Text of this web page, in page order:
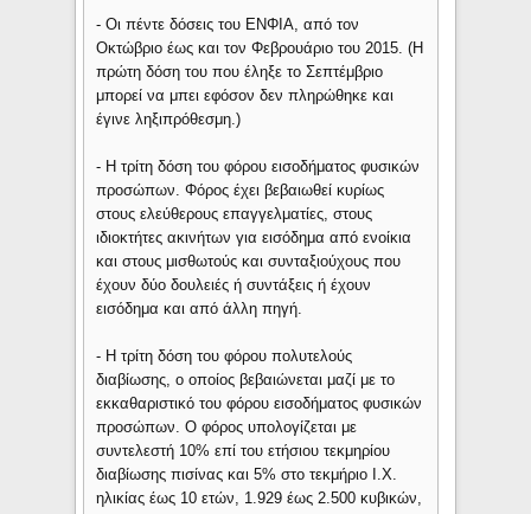
- Οι πέντε δόσεις του ΕΝΦΙΑ, από τον
Οκτώβριο έως και τον Φεβρουάριο του 2015. (Η
πρώτη δόση του που έληξε το Σεπτέμβριο
μπορεί να μπει εφόσον δεν πληρώθηκε και
έγινε ληξιπρόθεσμη.)
- Η τρίτη δόση του φόρου εισοδήματος φυσικών
προσώπων. Φόρος έχει βεβαιωθεί κυρίως
στους ελεύθερους επαγγελματίες, στους
ιδιοκτήτες ακινήτων για εισόδημα από ενοίκια
και στους μισθωτούς και συνταξιούχους που
έχουν δύο δουλειές ή συντάξεις ή έχουν
εισόδημα και από άλλη πηγή.
- Η τρίτη δόση του φόρου πολυτελούς
διαβίωσης, ο οποίος βεβαιώνεται μαζί με το
εκκαθαριστικό του φόρου εισοδήματος φυσικών
προσώπων. Ο φόρος υπολογίζεται με
συντελεστή 10% επί του ετήσιου τεκμηρίου
διαβίωσης πισίνας και 5% στο τεκμήριο Ι.Χ.
ηλικίας έως 10 ετών, 1.929 έως 2.500 κυβικών,